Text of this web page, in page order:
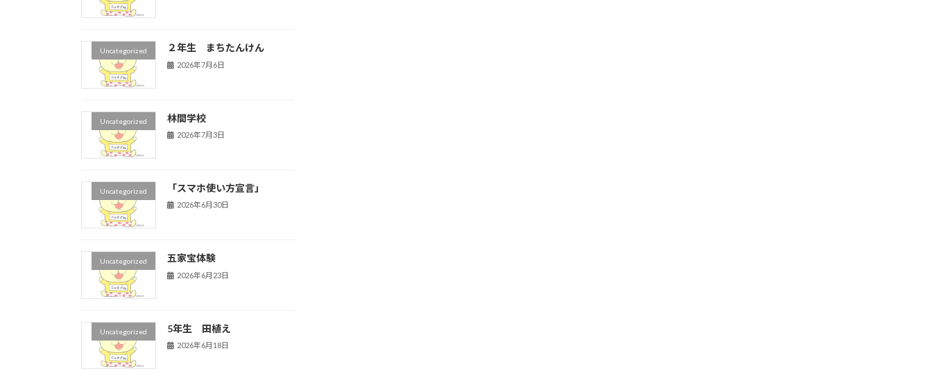
Uncategorized ２年生 まちたんけん
2026年7月6日
Uncategorized 林間学校
2026年7月3日
Uncategorized 「スマホ使い方宣言」
2026年6月30日
Uncategorized 五家宝体験
2026年6月23日
Uncategorized 5年生 田植え
2026年6月18日